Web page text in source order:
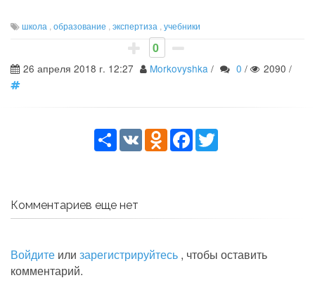
школа ,образование ,экспертиза ,учебники
0
26 апреля 2018 г. 12:27 Morkovyshka / 0 / 2090 /
ShareVK Odnoklassniki
Facebook
Twitter
Комментариев еще нет
Войдите или зарегистрируйтесь , чтобы оставить
комментарий.